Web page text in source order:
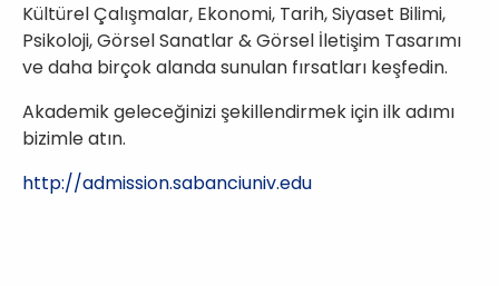
Kültürel Çalışmalar, Ekonomi, Tarih, Siyaset Bilimi,
Psikoloji, Görsel Sanatlar & Görsel İletişim Tasarımı
ve daha birçok alanda sunulan fırsatları keşfedin.
Akademik geleceğinizi şekillendirmek için ilk adımı
bizimle atın.
http://admission.sabanciuniv.edu